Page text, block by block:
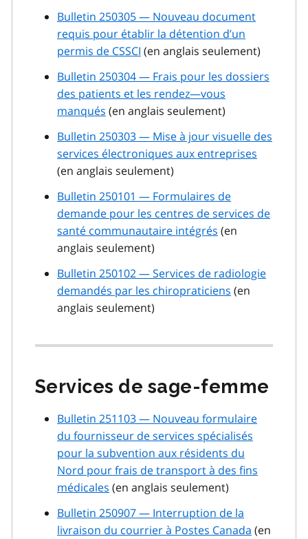
Bulletin 250305 — Nouveau document
requis pour établir la détention d’un
permis de CSSCI (en anglais seulement)
Bulletin 250304 — Frais pour les dossiers
des patients et les rendez—vous
manqués (en anglais seulement)
Bulletin 250303 — Mise à jour visuelle des
services électroniques aux entreprises
(en anglais seulement)
Bulletin 250101 — Formulaires de
demande pour les centres de services de
santé communautaire intégrés (en
anglais seulement)
Bulletin 250102 — Services de radiologie
demandés par les chiropraticiens (en
anglais seulement)
Services de sage-femme
Bulletin 251103 — Nouveau formulaire
du fournisseur de services spécialisés
pour la subvention aux résidents du
Nord pour frais de transport à des fins
médicales (en anglais seulement)
Bulletin 250907 — Interruption de la
livraison du courrier à Postes Canada (en